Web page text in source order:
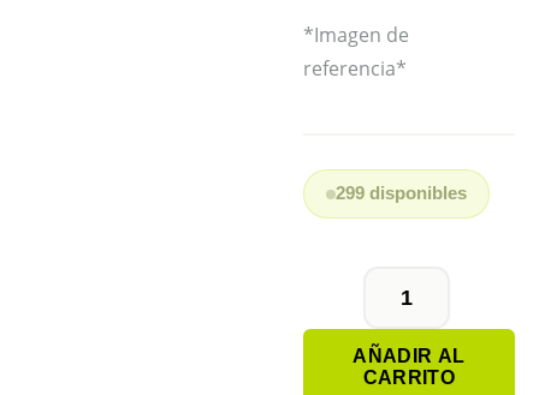
*Imagen de
referencia*
299 disponibles
PILA
N°312
WIDEX
AUDITIVA
AÑADIR AL
CARRITO